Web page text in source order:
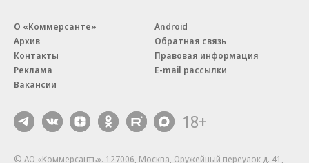
О «Коммерсанте»
Архив
Контакты
Реклама
Вакансии
Android
Обратная связь
Правовая информация
E-mail рассылки
18+
© АО «Коммерсантъ». 127006, Москва, Оружейный переулок д. 41,